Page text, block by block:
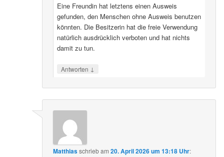
Eine Freundin hat letztens einen Ausweis
gefunden, den Menschen ohne Ausweis benutzen
könnten. Die Besitzerin hat die freie Verwendung
natürlich ausdrücklich verboten und hat nichts
damit zu tun.
Antworten ↓
Matthiasschriebam20. April 2026 um 13:18 Uhr: